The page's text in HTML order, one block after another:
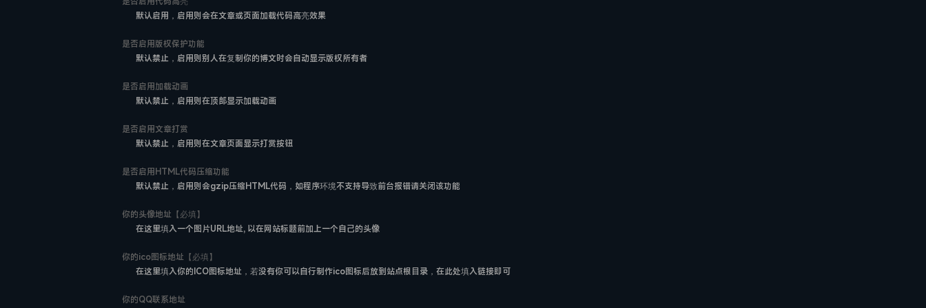
默认启用，启用则会在文章或页面加载代码高亮效果
是否启用版权保护功能
默认禁止，启用则别人在复制你的博文时会自动显示版权所有者
是否启用加载动画
默认禁止，启用则在顶部显示加载动画
是否启用文章打赏
默认禁止，启用则在文章页面显示打赏按钮
是否启用HTML代码压缩功能
默认禁止，启用则会gzip压缩HTML代码，如程序环境不支持导致前台报错请关闭该功能
你的头像地址【必填】
在这里填入一个图片URL地址, 以在网站标题前加上一个自己的头像
你的ico图标地址【必填】
在这里填入你的ICO图标地址，若没有你可以自行制作ico图标后放到站点根目录，在此处填入链接即可
你的QQ联系地址